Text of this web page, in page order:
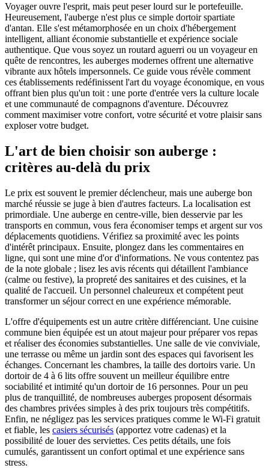
Voyager ouvre l'esprit, mais peut peser lourd sur le portefeuille.
Heureusement, l'auberge n'est plus ce simple dortoir spartiate
d'antan. Elle s'est métamorphosée en un choix d'hébergement
intelligent, alliant économie substantielle et expérience sociale
authentique. Que vous soyez un routard aguerri ou un voyageur en
quête de rencontres, les auberges modernes offrent une alternative
vibrante aux hôtels impersonnels. Ce guide vous révèle comment
ces établissements redéfinissent l'art du voyage économique, en vous
offrant bien plus qu'un toit : une porte d'entrée vers la culture locale
et une communauté de compagnons d'aventure. Découvrez
comment maximiser votre confort, votre sécurité et votre plaisir sans
exploser votre budget.
L'art de bien choisir son auberge :
critères au-delà du prix
Le prix est souvent le premier déclencheur, mais une auberge bon
marché réussie se juge à bien d'autres facteurs. La localisation est
primordiale. Une auberge en centre-ville, bien desservie par les
transports en commun, vous fera économiser temps et argent sur vos
déplacements quotidiens. Vérifiez sa proximité avec les points
d'intérêt principaux. Ensuite, plongez dans les commentaires en
ligne, qui sont une mine d'or d'informations. Ne vous contentez pas
de la note globale ; lisez les avis récents qui détaillent l'ambiance
(calme ou festive), la propreté des sanitaires et des cuisines, et la
qualité de l'accueil. Un personnel chaleureux et compétent peut
transformer un séjour correct en une expérience mémorable.
L'offre d'équipements est un autre critère différenciant. Une cuisine
commune bien équipée est un atout majeur pour préparer vos repas
et réaliser des économies substantielles. Une salle de vie conviviale,
une terrasse ou même un jardin sont des espaces qui favorisent les
échanges. Concernant les chambres, la taille des dortoirs varie. Un
dortoir de 4 à 6 lits offre souvent un meilleur équilibre entre
sociabilité et intimité qu'un dortoir de 16 personnes. Pour un peu
plus de tranquillité, de nombreuses auberges proposent désormais
des chambres privées simples à des prix toujours très compétitifs.
Enfin, ne négligez pas les services pratiques comme le Wi-Fi gratuit
et fiable, les casiers sécurisés (apportez votre cadenas) et la
possibilité de louer des serviettes. Ces petits détails, une fois
cumulés, garantissent un confort optimal et une expérience sans
stress.